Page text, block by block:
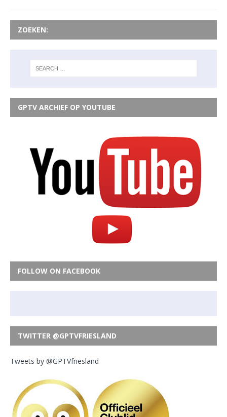
ZOEKEN:
GPTV ARCHIEF OP YOUTUBE
FOLLOW ON FACEBOOK
TWITTER @GPTVFRIESLAND
Tweets by @GPTVfriesland